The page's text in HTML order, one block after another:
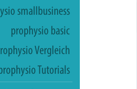
smallbusiness
prophysio basic
Vergleich
Tutorials